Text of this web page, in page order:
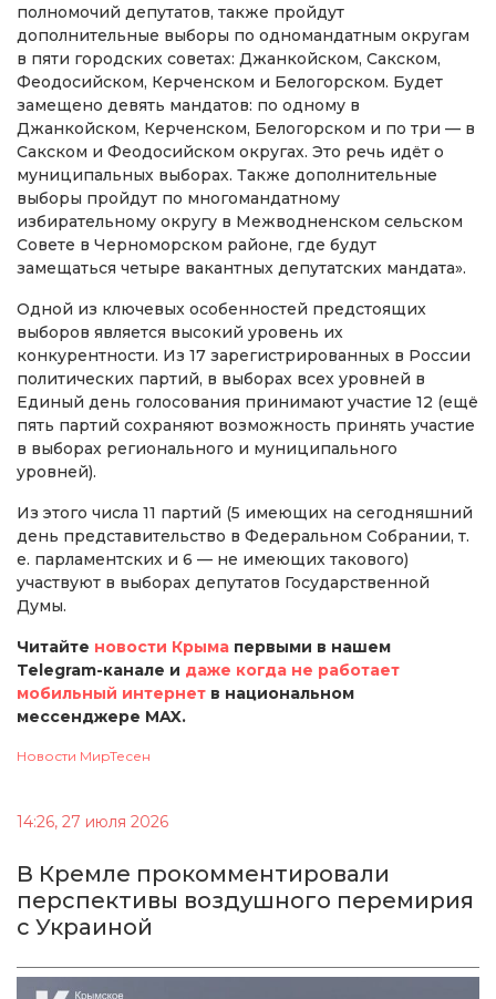
полномочий депутатов, также пройдут
дополнительные выборы по одномандатным округам
в пяти городских советах: Джанкойском, Сакском,
Феодосийском, Керченском и Белогорском. Будет
замещено девять мандатов: по одному в
Джанкойском, Керченском, Белогорском и по три — в
Сакском и Феодосийском округах. Это речь идёт о
муниципальных выборах. Также дополнительные
выборы пройдут по многомандатному
избирательному округу в Межводненском сельском
Совете в Черноморском районе, где будут
замещаться четыре вакантных депутатских мандата».
Одной из ключевых особенностей предстоящих
выборов является высокий уровень их
конкурентности. Из 17 зарегистрированных в России
политических партий, в выборах всех уровней в
Единый день голосования принимают участие 12 (ещё
пять партий сохраняют возможность принять участие
в выборах регионального и муниципального
уровней).
Из этого числа 11 партий (5 имеющих на сегодняшний
день представительство в Федеральном Собрании, т.
е. парламентских и 6 — не имеющих такового)
участвуют в выборах депутатов Государственной
Думы.
Читайте новости Крыма первыми в нашем
Telegram-канале и даже когда не работает
мобильный интернет в национальном
мессенджере MAX.
Новости МирТесен
14:26, 27 июля 2026
В Кремле прокомментировали
перспективы воздушного перемирия
с Украиной